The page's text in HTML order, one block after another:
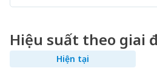
Hiệu suất theo giai
Hiện tại